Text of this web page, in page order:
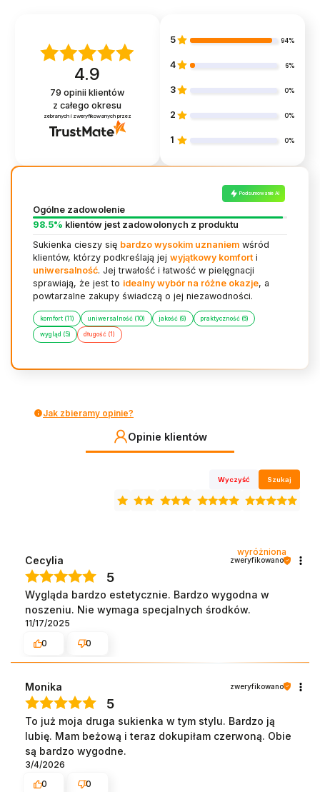
4.9
79 opinii klientów
z całego okresu
zebranych i zweryfikowanych przez
5 94%
4 6%
3 0%
2 0%
1 0%
Podsumowanie AI
Ogólne zadowolenie
98.5% klientów jest zadowolonych z produktu
Sukienka cieszy się bardzo wysokim uznaniem wśród
klientów, którzy podkreślają jejwyjątkowy komfort i
uniwersalność. Jej trwałość i łatwość w pielęgnacji
sprawiają, że jest to idealny wybór na różne okazje, a
powtarzalne zakupy świadczą o jej niezawodności.
komfort (11) uniwersalność (10) jakość (9) praktyczność (6)
wygląd (5) długość (1)
Jak zbieramy opinie?
Opinie klientów
Wyczyść Szukaj
wyróżniona
Cecylia zweryfikowano
5
Wygląda bardzo estetycznie. Bardzo wygodna w
noszeniu. Nie wymaga specjalnych środków.
11/17/2025
0
0
Monika zweryfikowano
5
To już moja druga sukienka w tym stylu. Bardzo ją
lubię. Mam beżową i teraz dokupiłam czerwoną. Obie
są bardzo wygodne.
3/4/2026
0
0